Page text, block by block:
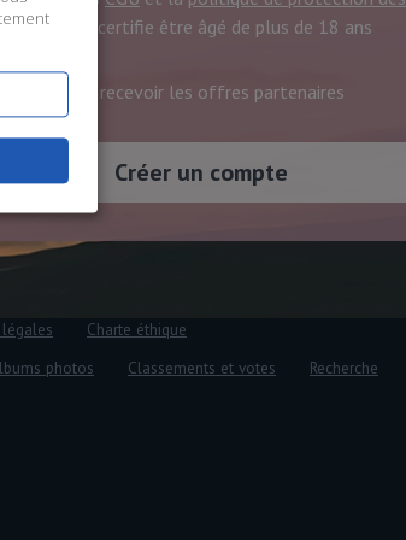
données
, et certifie être âgé de plus de 18 ans
J'accepte de recevoir les offres partenaires
Charte éthique
photos Classements et votes Recherche